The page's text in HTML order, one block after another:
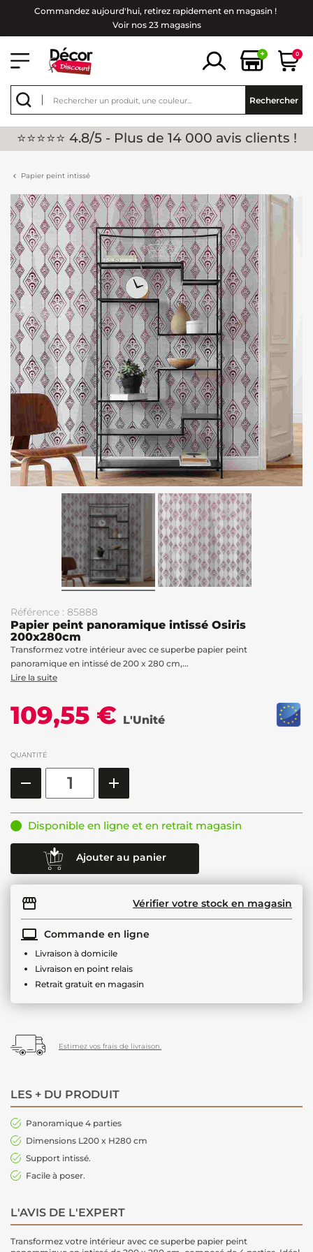
Commandez aujourd'hui, retirez rapidement en magasin !
Voir nos 23 magasins
+ 0
Rechercher
⭐⭐⭐⭐⭐ 4.8/5 - Plus de 14 000 avis clients !
Papier peint intissé
Référence : 85888
Papier peint panoramique intissé Osiris
200x280cm
Transformez votre intérieur avec ce superbe papier peint
panoramique en intissé de 200 x 280 cm,...
Lire la suite
109,55 € L'Unité
QUANTITÉ
Disponible en ligne et en retrait magasin
Ajouter au panier
Vérifier votre stock en magasin
Commande en ligne
Livraison à domicile
Livraison en point relais
Retrait gratuit en magasin
Estimez vos frais de livraison.
LES + DU PRODUIT
Panoramique 4 parties
Dimensions L200 x H280 cm
Support intissé.
Facile à poser.
L'AVIS DE L'EXPERT
Transformez votre intérieur avec ce superbe papier peint